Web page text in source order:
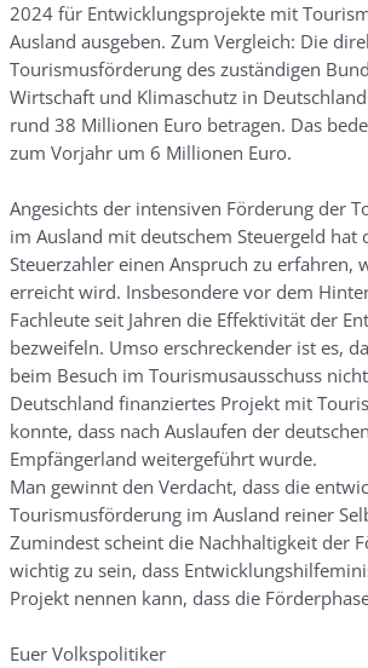
2024 für Entwicklungsprojekte mit
Ausland ausgeben. Zum Vergleich: Die
Tourismusförderung des zuständigen
Wirtschaft und Klimaschutz in
rund 38 Millionen Euro betragen. Das
zum Vorjahr um 6 Millionen Euro.
Angesichts der intensiven Förderung der
im Ausland mit deutschem Steuergeld hat
Steuerzahler einen Anspruch zu erfahren,
erreicht wird. Insbesondere vor dem
Fachleute seit Jahren die Effektivität der
bezweifeln. Umso erschreckender ist es,
beim Besuch im Tourismusausschuss
Deutschland finanziertes Projekt mit
konnte, dass nach Auslaufen der
Empfängerland weitergeführt wurde.
Man gewinnt den Verdacht, dass die
Tourismusförderung im Ausland reiner
Zumindest scheint die Nachhaltigkeit der
wichtig zu sein, dass
Projekt nennen kann, dass die
Euer Volkspolitiker